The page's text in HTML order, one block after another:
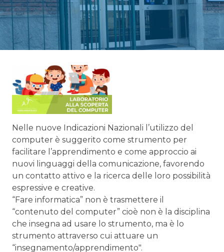
Nelle nuove Indicazioni Nazionali l’utilizzo del
computer è suggerito come strumento per
facilitare l’apprendimento e come approccio ai
nuovi linguaggi della comunicazione, favorendo
un contatto attivo e la ricerca delle loro possibilità
espressive e creative.
“Fare informatica” non è trasmettere il
“contenuto del computer” cioè non è la disciplina
che insegna ad usare lo strumento, ma è lo
strumento attraverso cui attuare un
“insegnamento/apprendimento".